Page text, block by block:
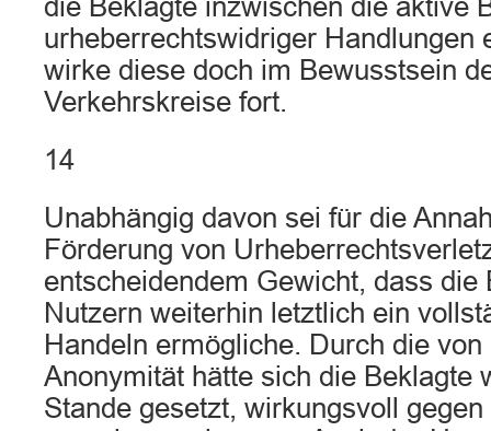
die Beklagte inzwischen die aktive
urheberrechtswidriger Handlungen
wirke diese doch im Bewusstsein
Verkehrskreise fort.
14
Unabhängig davon sei für die
Förderung von
entscheidendem Gewicht, dass die
Nutzern weiterhin letztlich ein
Handeln ermögliche. Durch die
Anonymität hätte sich die Beklagte
Stande gesetzt, wirkungsvoll